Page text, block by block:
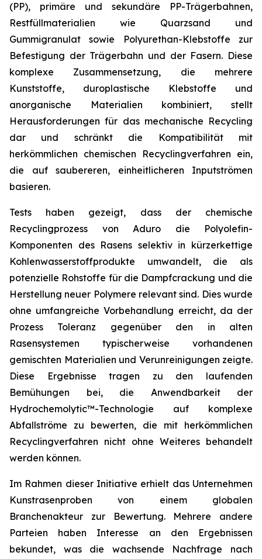
(PP), primäre und sekundäre PP-Trägerbahnen,
Restfüllmaterialien wie Quarzsand und
Gummigranulat sowie Polyurethan-Klebstoffe zur
Befestigung der Trägerbahn und der Fasern. Diese
komplexe Zusammensetzung, die mehrere
Kunststoffe, duroplastische Klebstoffe und
anorganische Materialien kombiniert, stellt
Herausforderungen für das mechanische Recycling
dar und schränkt die Kompatibilität mit
herkömmlichen chemischen Recyclingverfahren ein,
die auf saubereren, einheitlicheren Inputströmen
basieren.
Tests haben gezeigt, dass der chemische
Recyclingprozess von Aduro die Polyolefin-
Komponenten des Rasens selektiv in kürzerkettige
Kohlenwasserstoffprodukte umwandelt, die als
potenzielle Rohstoffe für die Dampfcrackung und die
Herstellung neuer Polymere relevant sind. Dies wurde
ohne umfangreiche Vorbehandlung erreicht, da der
Prozess Toleranz gegenüber den in alten
Rasensystemen typischerweise vorhandenen
gemischten Materialien und Verunreinigungen zeigte.
Diese Ergebnisse tragen zu den laufenden
Bemühungen bei, die Anwendbarkeit der
Hydrochemolytic™-Technologie auf komplexe
Abfallströme zu bewerten, die mit herkömmlichen
Recyclingverfahren nicht ohne Weiteres behandelt
werden können.
Im Rahmen dieser Initiative erhielt das Unternehmen
Kunstrasenproben von einem globalen
Branchenakteur zur Bewertung. Mehrere andere
Parteien haben Interesse an den Ergebnissen
bekundet, was die wachsende Nachfrage nach